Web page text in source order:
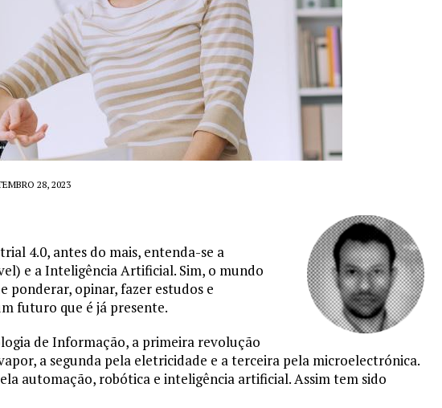
28, 2023
4.0, antes do mais, entenda-se a
e a Inteligência Artificial. Sim, o mundo
ponderar, opinar, fazer estudos e
futuro que é já presente.
de Informação, a primeira revolução
a segunda pela eletricidade e a terceira pela microelectrónica.
automação, robótica e inteligência artificial. Assim tem sido